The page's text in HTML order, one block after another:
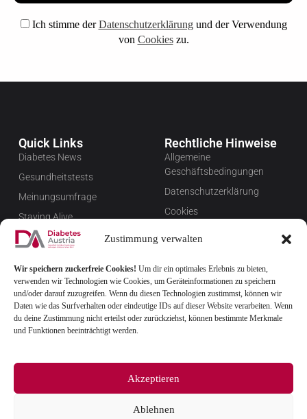
Zustimmung verwalten
Wir speichern zuckerfreie Cookies! Um dir ein optimales Erlebnis zu bieten,
verwenden wir Technologien wie Cookies, um Geräteinformationen zu speichern
und/oder darauf zuzugreifen. Wenn du diesen Technologien zustimmst, können wir
Daten wie das Surfverhalten oder eindeutige IDs auf dieser Website verarbeiten. Wenn
du deine Zustimmung nicht erteilst oder zurückziehst, können bestimmte Merkmale
und Funktionen beeinträchtigt werden.
Akzeptieren
Ablehnen
Ich stimme derDatenschutzerklärungund der Verwendung
von Cookieszu.
Quick Links
Diabetes News
Gesundheitstests
Meinungsumfrage
Staying Alive
Favoriten
Rechtliche Hinweise
Allgemeine
Geschäftsbedingungen
Datenschutzerklärung
Cookies
Newsletter verwalten
FAQ